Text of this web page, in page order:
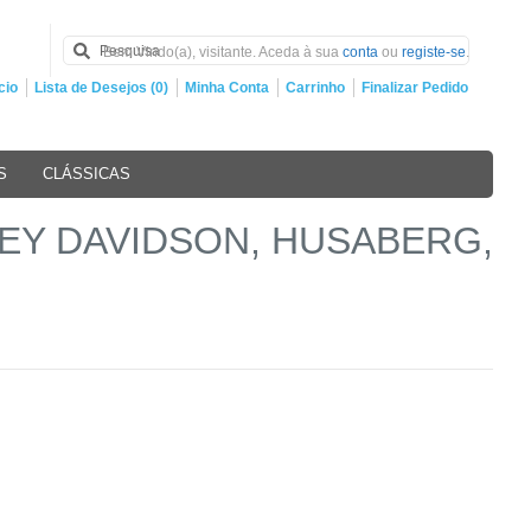
Bem Vindo(a), visitante. Aceda à sua conta ou registe-se.
Lista de Desejos (0) Minha Conta Carrinho Finalizar Pedido
CLÁSSICAS
DAVIDSON, HUSABERG,